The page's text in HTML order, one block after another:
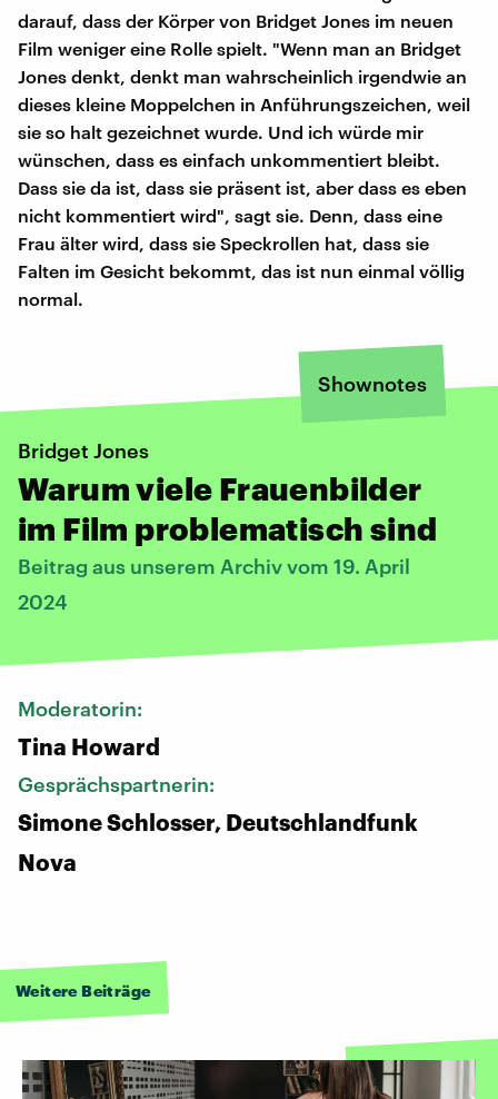
darauf, dass der Körper von Bridget Jones im neuen
Film weniger eine Rolle spielt. "Wenn man an Bridget
Jones denkt, denkt man wahrscheinlich irgendwie an
dieses kleine Moppelchen in Anführungszeichen, weil
sie so halt gezeichnet wurde. Und ich würde mir
wünschen, dass es einfach unkommentiert bleibt.
Dass sie da ist, dass sie präsent ist, aber dass es eben
nicht kommentiert wird", sagt sie. Denn, dass eine
Frau älter wird, dass sie Speckrollen hat, dass sie
Falten im Gesicht bekommt, das ist nun einmal völlig
normal.
Shownotes
Bridget Jones
Warum viele Frauenbilder
im Film problematisch sind
Beitrag aus unserem Archiv vom 19. April
2024
Moderatorin:
Tina Howard
Gesprächspartnerin:
Simone Schlosser, Deutschlandfunk
Nova
Weitere Beiträge